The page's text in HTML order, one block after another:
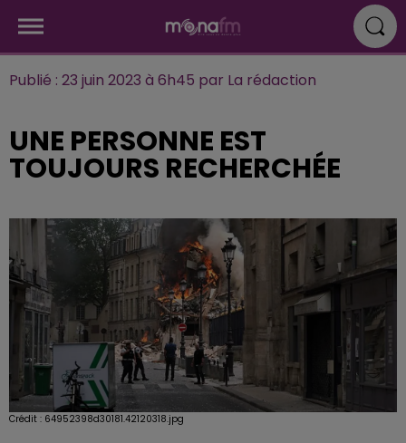
Publié : 23 juin 2023 à 6h45 par La rédaction
UNE PERSONNE EST
TOUJOURS RECHERCHÉE
Crédit : 64952398d30181.42120318.jpg